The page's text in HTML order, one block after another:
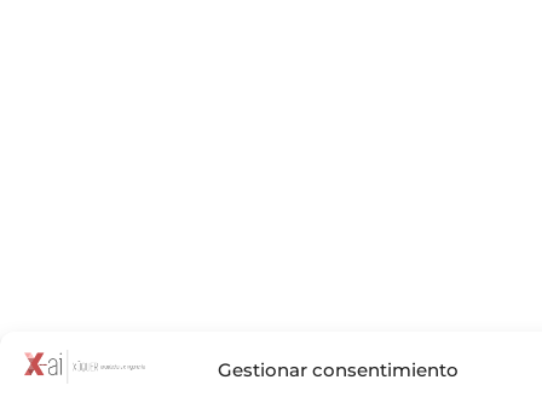
Gestionar consentimiento